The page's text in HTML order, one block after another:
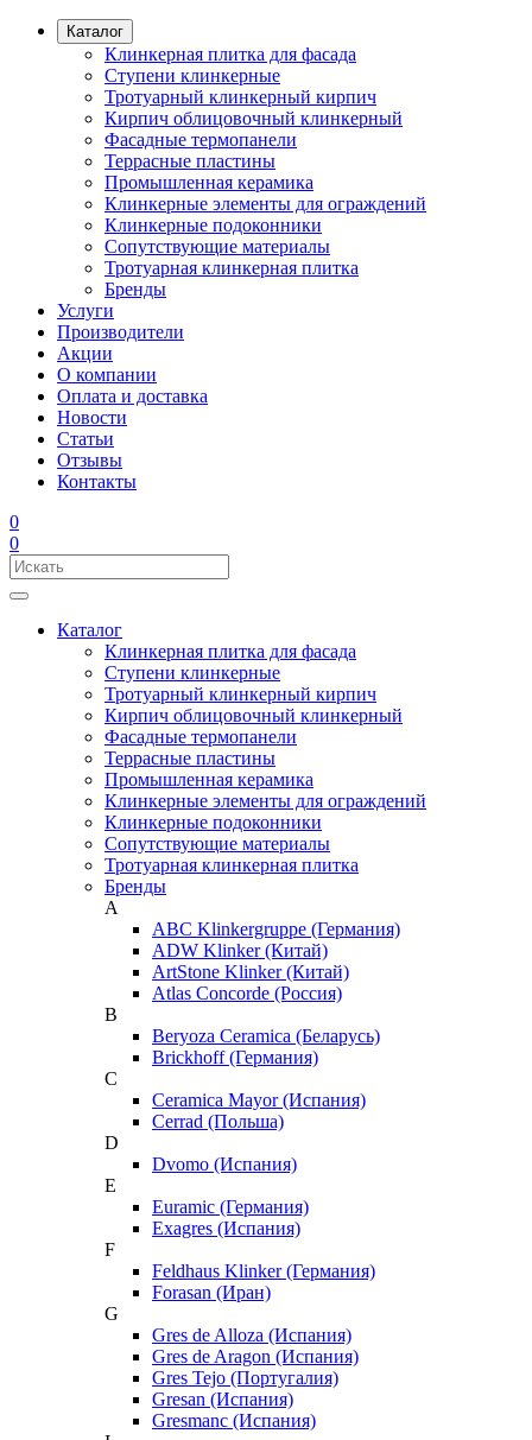
Каталог
Клинкерная плитка для фасада
Ступени клинкерные
Тротуарный клинкерный кирпич
Кирпич облицовочный клинкерный
Фасадные термопанели
Террасные пластины
Промышленная керамика
Клинкерные элементы для ограждений
Клинкерные подоконники
Сопутствующие материалы
Тротуарная клинкерная плитка
Бренды
Услуги
Производители
Акции
О компании
Оплата и доставка
Новости
Статьи
Отзывы
Контакты
0
0
Каталог
Клинкерная плитка для фасада
Ступени клинкерные
Тротуарный клинкерный кирпич
Кирпич облицовочный клинкерный
Фасадные термопанели
Террасные пластины
Промышленная керамика
Клинкерные элементы для ограждений
Клинкерные подоконники
Сопутствующие материалы
Тротуарная клинкерная плитка
Бренды
A
ABC Klinkergruppe (Германия)
ADW Klinker (Китай)
ArtStone Klinker (Китай)
Atlas Concorde (Россия)
B
Beryoza Ceramica (Беларусь)
Brickhoff (Германия)
C
Ceramica Mayor (Испания)
Cerrad (Польша)
D
Dvomo (Испания)
E
Euramic (Германия)
Exagres (Испания)
F
Feldhaus Klinker (Германия)
Forasan (Иран)
G
Gres de Alloza (Испания)
Gres de Aragon (Испания)
Gres Tejo (Португалия)
Gresan (Испания)
Gresmanc (Испания)